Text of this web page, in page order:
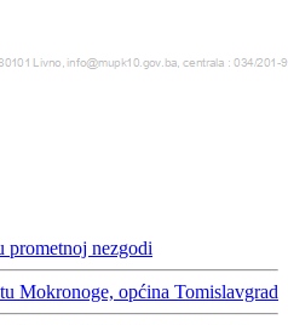
prometnoj nezgodi
Mokronoge, općina Tomislavgrad